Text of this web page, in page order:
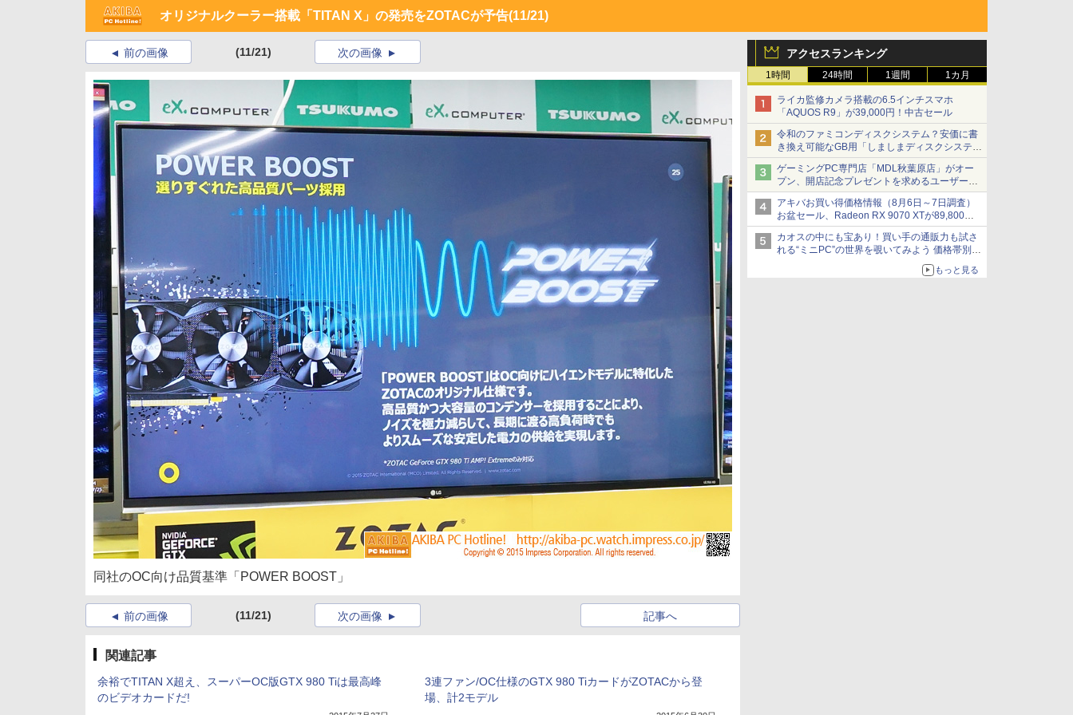
オリジナルクーラー搭載「TITAN X」の発売をZOTACが予告(11/21)
アクセスランキング
1時間 24時間 1週間 1カ月
ライカ監修カメラ搭載の6.5インチスマホ
「AQUOS R9」が39,000円！中古セール
令和のファミコンディスクシステム？安価に書
き換え可能なGB用「しましまディスクシステ
ム」
ゲーミングPC専門店「MDL秋葉原店」がオー
プン、開店記念プレゼントを求めるユーザーが
押し寄せ長蛇の列に
アキバお買い得価格情報（8月6日～7日調査）
お盆セール、Radeon RX 9070 XTが89,800
円、水平周波数24.8kHz対応の17型モニターが
9,801円、暑さ指数連動セール ほか
カオスの中にも宝あり！買い手の通販力も試さ
れる“ミニPC”の世界を覗いてみよう 価格帯別に
仕様や特徴を整理、11製品をピックアップ text
もっと見る
前の画像 (11/21) 次の画像
同社のOC向け品質基準「POWER BOOST」
前の画像 (11/21) 記事へ
次の画像
関連記事
余裕でTITAN X超え、スーパーOC版GTX 980 Tiは最高峰
のビデオカードだ!
3連ファン/OC仕様のGTX 980 TiカードがZOTACから登
場、計2モデル